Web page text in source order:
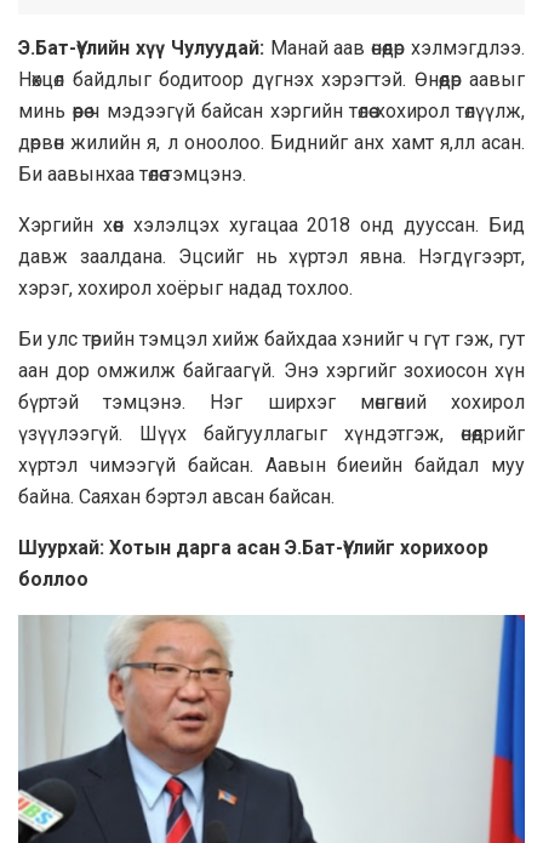
Э.Бат-Үүлийн хүү Чулуудай: Манай аав өнөөдөр хэлмэгдлээ.
Нөхцөл байдлыг бодитоор дүгнэх хэрэгтэй. Өнөөдөр аавыг
минь өөрөө ч мэдээгүй байсан хэргийн төлөө хохирол төлүүлж,
дөрвөн жилийн я, л оноолоо. Биднийг анх хамт я,лл асан.
Би аавынхаа төлөө тэмцэнэ.
Хэргийн хөөн хэлэлцэх хугацаа 2018 онд дууссан. Бид
давж заалдана. Эцсийг нь хүртэл явна. Нэгдүгээрт,
хэрэг, хохирол хоёрыг надад тохлоо.
Би улс төрийн тэмцэл хийж байхдаа хэнийг ч гүт гэж, гут
аан дор омжилж байгаагүй. Энэ хэргийг зохиосон хүн
бүртэй тэмцэнэ. Нэг ширхэг мөнгөний хохирол
үзүүлээгүй. Шүүх байгууллагыг хүндэтгэж, өнөөдрийг
хүртэл чимээгүй байсан. Аавын биеийн байдал муу
байна. Саяхан бэртэл авсан байсан.
Шуурхай: Хотын дарга асан Э.Бат-Үүлийг хорихоор
боллоо